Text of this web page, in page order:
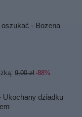
- Bozena
9,00 zł -88%
Ukochany dziadku